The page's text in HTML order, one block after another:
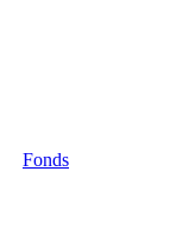
Fonds